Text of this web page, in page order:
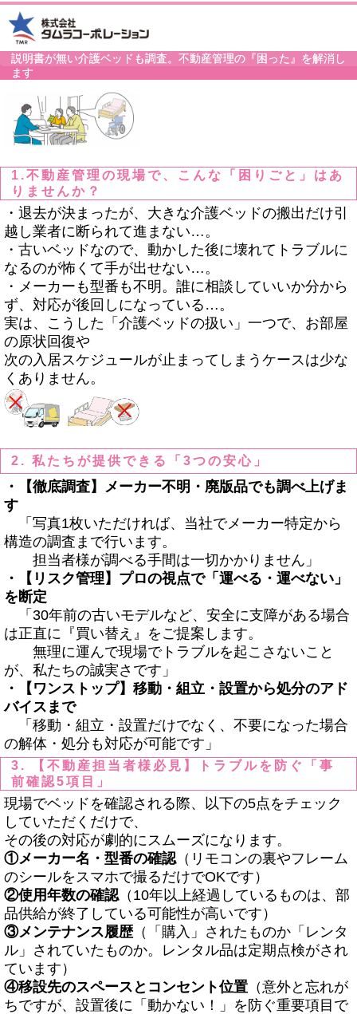
説明書が無い介護ベッドも調査。不動産管理の『困った』を解消し
ます
1.不動産管理の現場で、こんな「困りごと」はあ
りませんか？
・退去が決まったが、大きな介護ベッドの搬出だけ引
越し業者に断られて進まない…。
・古いベッドなので、動かした後に壊れてトラブルに
なるのが怖くて手が出せない…。
・メーカーも型番も不明。誰に相談していいか分から
ず、対応が後回しになっている…。
実は、こうした「介護ベッドの扱い」一つで、お部屋
の原状回復や
次の入居スケジュールが止まってしまうケースは少な
くありません。
2. 私たちが提供できる「3つの安心」
・【徹底調査】メーカー不明・廃版品でも調べ上げま
す
「写真1枚いただければ、当社でメーカー特定から
構造の調査まで行います。
担当者様が調べる手間は一切かかりません」
・【リスク管理】プロの視点で「運べる・運べない」
を断定
「 30年前の古いモデルなど、安全に支障がある場合
は正直に『買い替え』をご提案します。
無理に運んで現場でトラブルを起こさないこと
が、私たちの誠実さです」
・【ワンストップ】移動・組立・設置から処分のアド
バイスまで
「移動・組立・設置だけでなく、不要になった場合
の解体・処分も対応が可能です」
3. 【不動産担当者様必見】トラブルを防ぐ「事
前確認5項目」
現場でベッドを確認される際、以下の5点をチェック
していただくだけで、
その後の対応が劇的にスムーズになります。
①メーカー名・型番の確認（リモコンの裏やフレーム
のシールをスマホで撮るだけでOKです）
②使用年数の確認（ 10年以上経過しているものは、部
品供給が終了している可能性が高いです）
③メンテナンス履歴（「購入」されたものか「レンタ
ル」されていたものか。レンタル品は定期点検がされ
ています）
④移設先のスペースとコンセント位置 （意外と忘れが
ちですが、設置後に「動かない！」を防ぐ重要項目で